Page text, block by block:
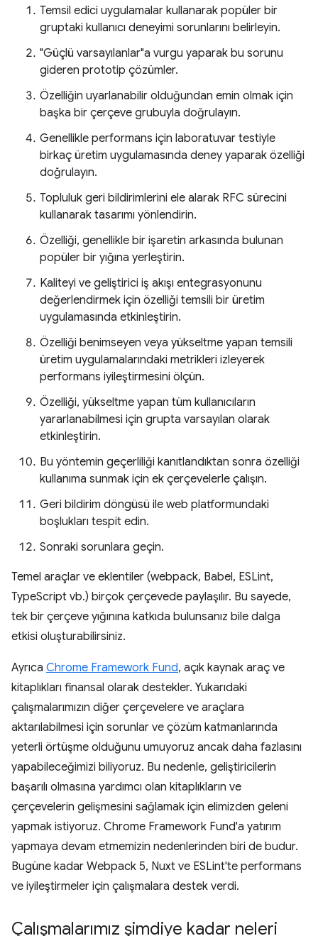
Temsil edici uygulamalar kullanarak popüler bir
gruptaki kullanıcı deneyimi sorunlarını belirleyin.
"Güçlü varsayılanlar"a vurgu yaparak bu sorunu
gideren prototip çözümler.
Özelliğin uyarlanabilir olduğundan emin olmak için
başka bir çerçeve grubuyla doğrulayın.
Genellikle performans için laboratuvar testiyle
birkaç üretim uygulamasında deney yaparak özelliği
doğrulayın.
Topluluk geri bildirimlerini ele alarak RFC sürecini
kullanarak tasarımı yönlendirin.
Özelliği, genellikle bir işaretin arkasında bulunan
popüler bir yığına yerleştirin.
Kaliteyi ve geliştirici iş akışı entegrasyonunu
değerlendirmek için özelliği temsili bir üretim
uygulamasında etkinleştirin.
Özelliği benimseyen veya yükseltme yapan temsili
üretim uygulamalarındaki metrikleri izleyerek
performans iyileştirmesini ölçün.
Özelliği, yükseltme yapan tüm kullanıcıların
yararlanabilmesi için grupta varsayılan olarak
etkinleştirin.
Bu yöntemin geçerliliği kanıtlandıktan sonra özelliği
kullanıma sunmak için ek çerçevelerle çalışın.
Geri bildirim döngüsü ile web platformundaki
boşlukları tespit edin.
Sonraki sorunlara geçin.
Temel araçlar ve eklentiler (webpack, Babel, ESLint,
TypeScript vb.) birçok çerçevede paylaşılır. Bu sayede,
tek bir çerçeve yığınına katkıda bulunsanız bile dalga
etkisi oluşturabilirsiniz.
Ayrıca Chrome Framework Fund, açık kaynak araç ve
kitaplıkları finansal olarak destekler. Yukarıdaki
çalışmalarımızın diğer çerçevelere ve araçlara
aktarılabilmesi için sorunlar ve çözüm katmanlarında
yeterli örtüşme olduğunu umuyoruz ancak daha fazlasını
yapabileceğimizi biliyoruz. Bu nedenle, geliştiricilerin
başarılı olmasına yardımcı olan kitaplıkların ve
çerçevelerin gelişmesini sağlamak için elimizden geleni
yapmak istiyoruz. Chrome Framework Fund'a yatırım
yapmaya devam etmemizin nedenlerinden biri de budur.
Bugüne kadar Webpack 5, Nuxt ve ESLint'te performans
ve iyileştirmeler için çalışmalara destek verdi.
Çalışmalarımız şimdiye kadar neleri